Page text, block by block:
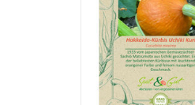
ZUM WARENKORB